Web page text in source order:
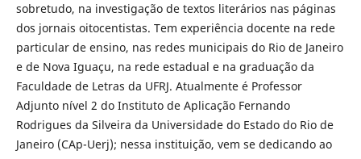
sobretudo, na investigação de textos literários nas páginas
dos jornais oitocentistas. Tem experiência docente na rede
particular de ensino, nas redes municipais do Rio de Janeiro
e de Nova Iguaçu, na rede estadual e na graduação da
Faculdade de Letras da UFRJ. Atualmente é Professor
Adjunto nível 2 do Instituto de Aplicação Fernando
Rodrigues da Silveira da Universidade do Estado do Rio de
Janeiro (CAp-Uerj); nessa instituição, vem se dedicando ao